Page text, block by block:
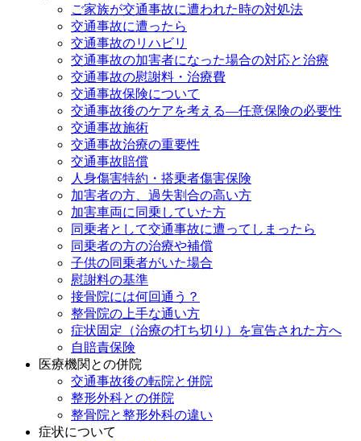
ご家族が交通事故に遭われた時の対処法
交通事故に遭ったら
交通事故のリハビリ
交通事故の加害者になった場合の対応と治療
交通事故の慰謝料・治療費
交通事故保険について
交通事故後のケアを考える—任意保険の必要性
交通事故施術
交通事故治療の重要性
交通事故賠償
人身傷害特約・搭乗者傷害保険
加害者の方、過失割合の高い方
加害車両に同乗していた方
同乗者として交通事故に遭ってしまったら
同乗者の方の治療や補償
子供の同乗者がいた場合
慰謝料の基準
接骨院には何回通う？
整骨院の上手な通い方
症状固定（治療の打ち切り）を宣告された方へ
自賠責保険
医療機関との併院
交通事故後の転院と併院
整形外科との併院
整骨院と整形外科の違い
症状について